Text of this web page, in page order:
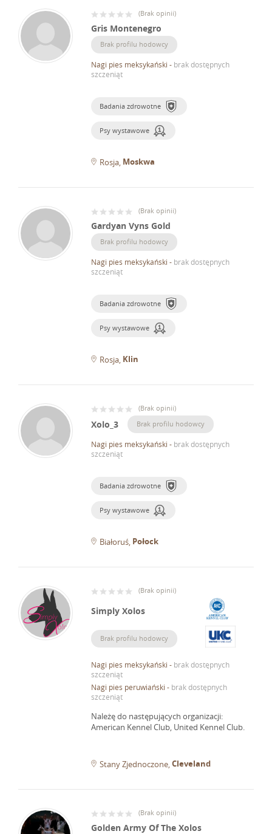
(Brak opinii)
Gris Montenegro
Brak profilu hodowcy
Nagi pies meksykański - brak dostępnych
szczeniąt
Badania zdrowotne
Psy wystawowe
Rosja Moskwa
(Brak opinii)
Gardyan Vyns Gold
Brak profilu hodowcy
Nagi pies meksykański - brak dostępnych
szczeniąt
Badania zdrowotne
Psy wystawowe
Rosja Klin
(Brak opinii)
Xolo_3 Brak profilu hodowcy
Nagi pies meksykański - brak dostępnych
szczeniąt
Badania zdrowotne
Psy wystawowe
Białoruś Połock
(Brak opinii)
Simply Xolos
Brak profilu hodowcy
Nagi pies meksykański - brak dostępnych
szczeniąt
Nagi pies peruwiański - brak dostępnych
szczeniąt
Należę do następujących organizacji:
American Kennel Club, United Kennel Club.
Stany Zjednoczone Cleveland
(Brak opinii)
Golden Army Of The Xolos